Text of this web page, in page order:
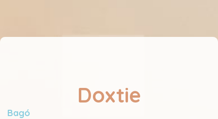
Doxtie
Bagó